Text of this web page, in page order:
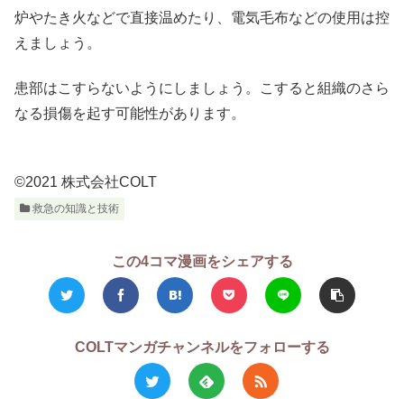
炉やたき火などで直接温めたり、電気毛布などの使用は控
えましょう。
患部はこすらないようにしましょう。こすると組織のさら
なる損傷を起す可能性があります。
©2021 株式会社COLT
救急の知識と技術
この4コマ漫画をシェアする
COLTマンガチャンネルをフォローする